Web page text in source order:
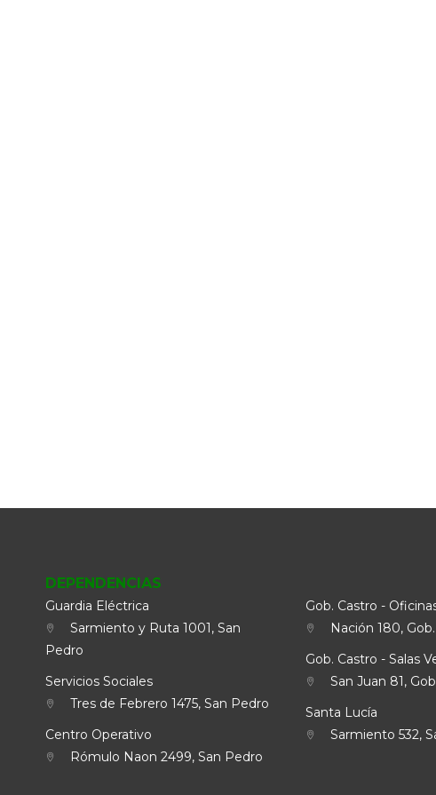
DEPENDENCIAS
Guardia Eléctrica
Sarmiento y Ruta 1001, San
Pedro
Servicios Sociales
Tres de Febrero 1475, San Pedro
Centro Operativo
Rómulo Naon 2499, San Pedro
Gob. Castro -
Nación 180,
Gob. Castro - Salas
San Juan 81,
Santa Lucía
Sarmiento 532,